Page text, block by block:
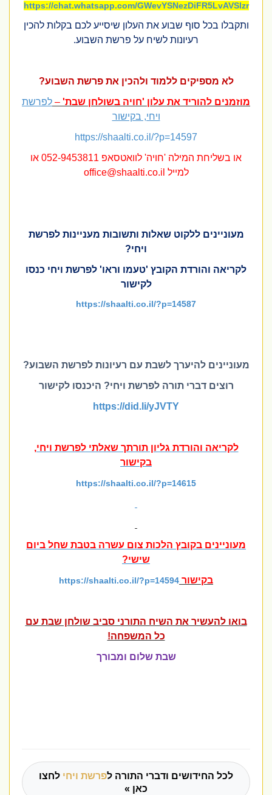
https://chat.whatsapp.com/GWevYSNezDiFR5LvAVSlzr
ותקבלו בכל סוף שבוע את העלון שיסייע לכם בקלות להכין
רעיונות לשיח על פרשת השבוע.
לא מספיקים ללמוד ולהכין את פרשת השבוע?
מוזמנים להוריד את עלון 'חויה בשולחן שבת'– לפרשת
ויחי, בקישור
https://shaalti.co.il/?p=14597
או בשליחת המילה 'חויה'
לוואטסאפ 052-9453811 או
למיילoffice@shaalti.co.il
מעוניינים ללקוט שאלות ותשובות מעניינות לפרשת
ויחי?
לקריאה והורדת הקובץ 'טעמו וראו' לפרשת ויחי כנסו
לקישור
https://shaalti.co.il/?p=14587
מעוניינים להיערך לשבת עם רעיונות לפרשת השבוע?
רוצים דברי תורה לפרשת ויחי? היכנסו לקישור
https://did.li/yJVTY
לקריאה והורדת גליון תורתך שאלתי לפרשת ויחי,
בקישור
https://shaalti.co.il/?p=14615
מעוניינים בקובץ הלכות צום עשרה בטבת שחל ביום
שישי?
בקישורhttps://shaalti.co.il/?p=14594
בואו להעשיר את השיח התורני סביב שולחן שבת עם
כל המשפחה!
שבת שלום ומבורך
לכל החידושים ודברי התורה לפרשת ויחילחצו
כאן »